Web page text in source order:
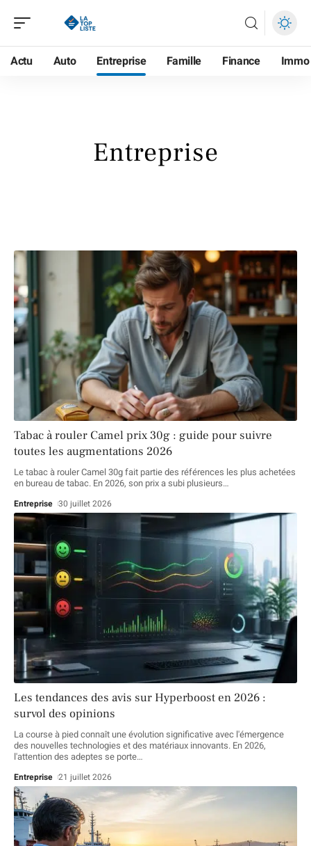
Actu Auto Entreprise Famille Finance Immo
Entreprise
Tabac à rouler Camel prix 30g : guide pour suivre
toutes les augmentations 2026
Le tabac à rouler Camel 30g fait partie des références les plus achetées
en bureau de tabac. En 2026, son prix a subi plusieurs…
Entreprise 30 juillet 2026
Les tendances des avis sur Hyperboost en 2026 :
survol des opinions
La course à pied connaît une évolution significative avec l'émergence
des nouvelles technologies et des matériaux innovants. En 2026,
l'attention des adeptes se porte…
Entreprise 21 juillet 2026